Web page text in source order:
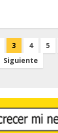
3 4 5
Siguiente